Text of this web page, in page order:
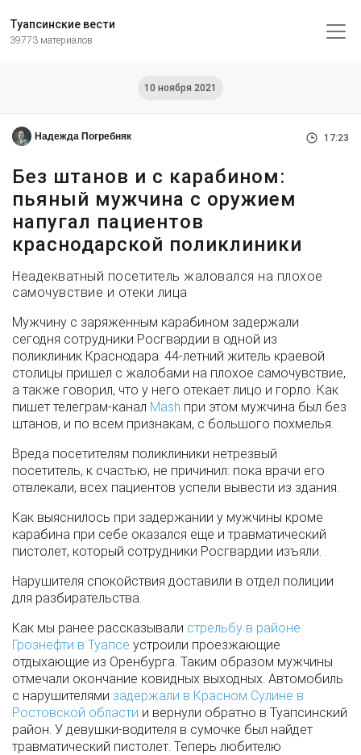
Туапсинские вести
39773 материалов
10 ноября 2021
Надежда Погребняк 17:23
Без штанов и с карабином:
пьяный мужчина с оружием
напугал пациентов
краснодарской поликлиники
Неадекватный посетитель жаловался на плохое
самочувствие и отеки лица
Мужчину с заряженным карабином задержали
сегодня сотрудники Росгвардии в одной из
поликлиник Краснодара. 44-летний житель краевой
столицы пришел с жалобами на плохое самочувствие,
а также говорил, что у него отекает лицо и горло. Как
пишет телеграм-канал Mash при этом мужчина был без
штанов, и по всем признакам, с большого похмелья.
Вреда посетителям поликлиники нетрезвый
посетитель, к счастью, не причинил: пока врачи его
отвлекали, всех пациентов успели вывести из здания.
Как выяснилось при задержании у мужчины кроме
карабина при себе оказался еще и травматический
пистолет, который сотрудники Росгвардии изъяли.
Нарушителя спокойствия доставили в отдел полиции
для разбирательства.
Как мы ранее рассказывали стрельбу в районе
Грознефти в Туапсе устроили проезжающие
отдыхающие из Оренбурга. Таким образом мужчины
отмечали окончание ковидных выходных. Автомобиль
с нарушителями задержали в Красном Сулине в
Ростовской области и вернули обратно в Туапсинский
район. У девушки-водителя в сумочке был найдет
травматический пистолет. Теперь любителю